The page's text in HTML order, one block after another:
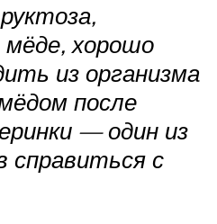
хорошо
из организма
после
— один из
справиться с